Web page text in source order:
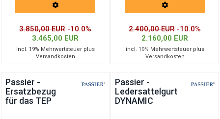
3.850,00 EUR -10.0%
3.465,00 EUR
incl. 19% Mehrwertsteuer plus
Versandkosten
2.400,00 EUR -10.0%
2.160,00 EUR
incl. 19% Mehrwertsteuer plus
Versandkosten
Passier -
Ersatzbezug
für das TEP
Passier -
Ledersattelgurt
DYNAMIC